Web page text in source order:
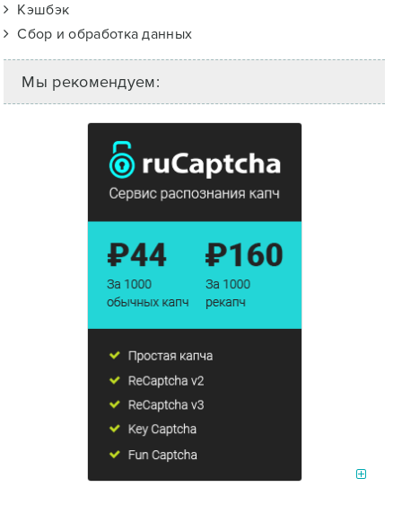
Кэшбэк
Сбор и обработка данных
Мы рекомендуем: